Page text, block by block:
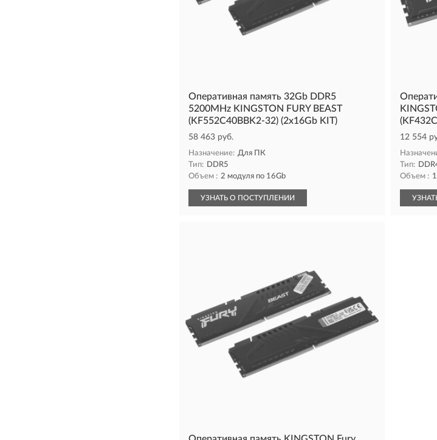
Оперативная память 32Gb DDR5
5200MHz KINGSTON FURY BEAST
(KF552C40BBK2-32) (2x16Gb KIT)
58 463 руб.
Назначение: Для ПК
Тип: DDR5
Объем : 2 модуля по 16Gb
УЗНАТЬ О ПОСТУПЛЕНИИ
12 554
Тип:
Объем :